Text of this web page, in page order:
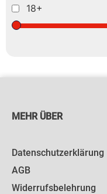
18+
MEHR ÜBER
Datenschutzerklärung
AGB
Widerrufsbelehrung